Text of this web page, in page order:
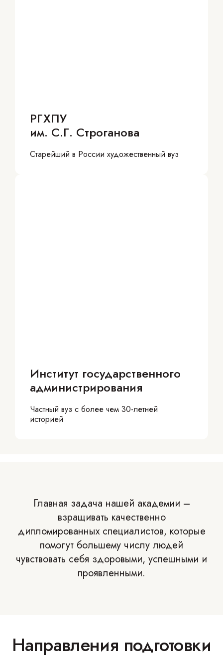
РГХПУ
им. С.Г. Строганова
Старейший в России художественный вуз
Институт государственного
администрирования
Частный вуз с более чем 30-летней
историей
Главная задача нашей академии –
взращивать качественно
дипломированных специалистов, которые
помогут большему числу людей
чувствовать себя здоровыми, успешными и
проявленными.
Направления подготовки